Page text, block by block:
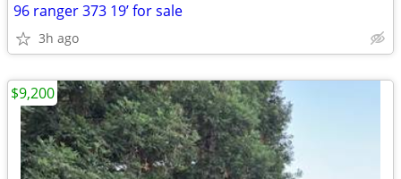
96 ranger 373 19’ for sale
3h ago
$9,200